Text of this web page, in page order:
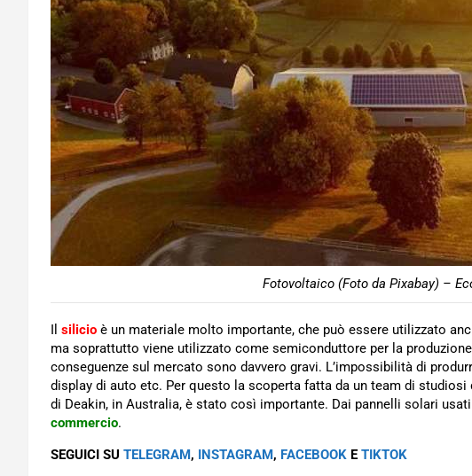
Fotovoltaico (Foto da Pixabay) –
Il silicio è un materiale molto importante, che può essere utilizzato
ma soprattutto viene utilizzato come semiconduttore per la
conseguenze sul mercato sono davvero gravi. L’impossibilità di
display di auto etc. Per questo la scoperta fatta da un team di studiosi
di Deakin, in Australia, è stato così importante. Dai pannelli solari
commercio.
SEGUICI SU TELEGRAM, INSTAGRAM, FACEBOOK ETIKTOK